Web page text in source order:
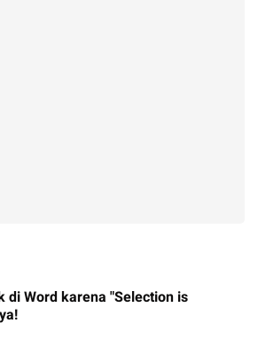
di Word karena "Selection is